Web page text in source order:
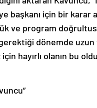
başkanı için bir karar
ve program
dönemde uzun
hayırlı olanın bu